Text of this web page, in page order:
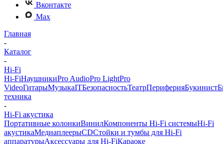
Вконтакте
Max
Главная
-
Каталог
-
Hi-Fi
Hi-FiНаушникиPro AudioPro LightPro
VideoГитарыМузыкаITБезопасностьТеатрПериферияБукинист
техника
-
Hi-Fi акустика
Портативные колонкиВинилКомпоненты Hi-Fi системыHi-Fi
акустикаМедиаплеерыCDСтойки и тумбы для Hi-Fi
аппаратурыАксессуары для Hi-FiКараоке